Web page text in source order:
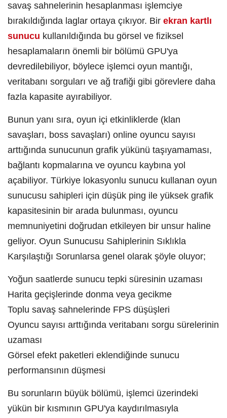
savaş sahnelerinin hesaplanması işlemciye
bırakıldığında laglar ortaya çıkıyor. Bir ekran kartlı
sunucu kullanıldığında bu görsel ve fiziksel
hesaplamaların önemli bir bölümü GPU'ya
devredilebiliyor, böylece işlemci oyun mantığı,
veritabanı sorguları ve ağ trafiği gibi görevlere daha
fazla kapasite ayırabiliyor.
Bunun yanı sıra, oyun içi etkinliklerde (klan
savaşları, boss savaşları) online oyuncu sayısı
arttığında sunucunun grafik yükünü taşıyamaması,
bağlantı kopmalarına ve oyuncu kaybına yol
açabiliyor. Türkiye lokasyonlu sunucu kullanan oyun
sunucusu sahipleri için düşük ping ile yüksek grafik
kapasitesinin bir arada bulunması, oyuncu
memnuniyetini doğrudan etkileyen bir unsur haline
geliyor. Oyun Sunucusu Sahiplerinin Sıklıkla
Karşılaştığı Sorunlarsa genel olarak şöyle oluyor;
Yoğun saatlerde sunucu tepki süresinin uzaması
Harita geçişlerinde donma veya gecikme
Toplu savaş sahnelerinde FPS düşüşleri
Oyuncu sayısı arttığında veritabanı sorgu sürelerinin
uzaması
Görsel efekt paketleri eklendiğinde sunucu
performansının düşmesi
Bu sorunların büyük bölümü, işlemci üzerindeki
yükün bir kısmının GPU'ya kaydırılmasıyla